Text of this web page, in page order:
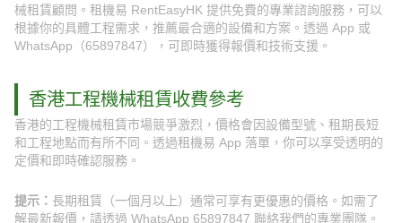
械租賃顧問。租機易 RentEasyHK 提供免費的專業諮詢服務，可以
根據你的具體工程需求，推薦最合適的設備和方案。透過 App 或
WhatsApp（65897847），可即時獲得報價和技術支援。
香港工程機械租賃收費參考
香港的工程機械租賃市場競爭激烈，價格會因設備型號、租期長短
和工程地點而有所不同。透過租機易 App 落單，你可以享受透明的
定價和即時確認服務。
提示： 長期租賃（一個月以上）通常可享有更優惠的價格。如需了
解最新報價，請透過 WhatsApp 65897847 聯絡我們的專業團隊。